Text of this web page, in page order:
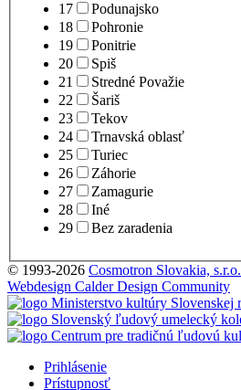
17
Podunajsko
18
Pohronie
19
Ponitrie
20
Spiš
21
Stredné Považie
22
Šariš
23
Tekov
24
Trnavská oblasť
25
Turiec
26
Záhorie
27
Zamagurie
28
Iné
29
Bez zaradenia
© 1993-2026 Cosmotron Slovakia, s.r.o.
Webdesign Calder Design Community
Prihlásenie
Prístupnosť